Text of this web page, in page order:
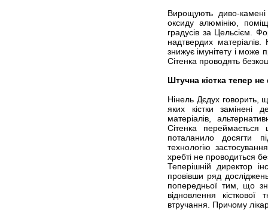
Вирощують диво-
оксиду алюмінію,
градусів за Цельсієм.
надтвердих
знижує імунітету і може
Сітенка проводять
Штучна кістка тепер
Нінель Дєдух говорить,
яких кістки
матеріалів,
Сітенка
поталанило досягти
технологію
хребті не проводиться
Теперішній директор
провівши ряд
попередньої тим, що
відновлення
втручання. Причому